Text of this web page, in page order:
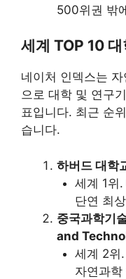
500위권 밖
세계 TOP 10
네이처 인덱스는
으로 대학 및 연구
표입니다. 최근 순
습니다.
하버드 대
세계 1위
단연 최
중국과학기
and
세계 2위
자연과학